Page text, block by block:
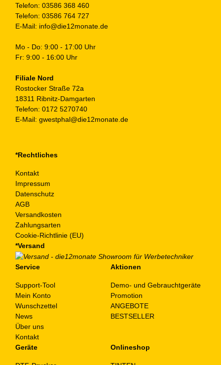
Telefon: 03586 368 460
Telefon: 03586 764 727
E-Mail: info@die12monate.de
Mo - Do: 9:00 - 17:00 Uhr
Fr: 9:00 - 16:00 Uhr
Filiale Nord
Rostocker Straße 72a
18311 Ribnitz-Damgarten
Telefon: 0172 5270740
E-Mail: gwestphal@die12monate.de
*Rechtliches
Kontakt
Impressum
Datenschutz
AGB
Versandkosten
Zahlungsarten
Cookie-Richtlinie (EU)
*Versand
Service
Support-Tool
Mein Konto
Wunschzettel
News
Über uns
Kontakt
Aktionen
Demo- und Gebrauchtgeräte
Promotion
ANGEBOTE
BESTSELLER
Geräte Onlineshop